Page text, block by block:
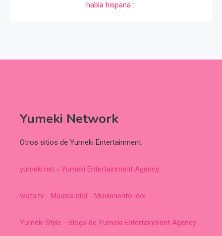
Yumeki Network
Otros sitios de Yumeki Entertainment:
yumeki.net - Yumeki Entertainment Agency
wota.tv - Música idol - Movimiento idol
Yumeki Style - Blogs de Yumeki Entertainment Agency